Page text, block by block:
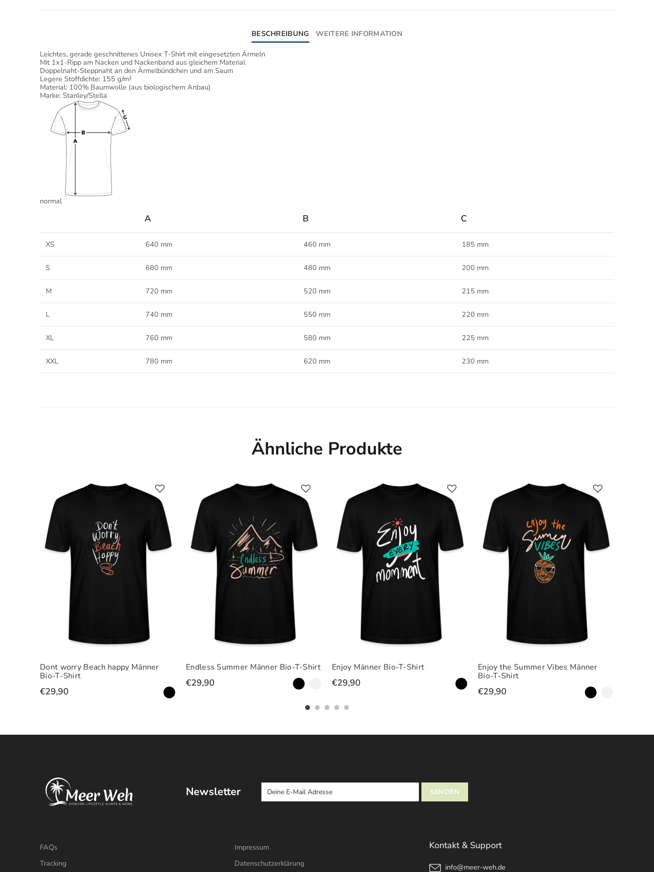
BESCHREIBUNG WEITERE INFORMATION
Leichtes, gerade geschnittenes Unisex T-Shirt mit eingesetzten Ärmeln
Mit 1x1-Ripp am Nacken und Nackenband aus gleichem Material
Doppelnaht-Steppnaht an den Ärmelbündchen und am Saum
Legere Stoffdichte: 155 g/m²
Material: 100% Baumwolle (aus biologischem Anbau)
Marke: Stanley/Stella
normal
A B C
XS 640 mm 460 mm 185 mm
S 680 mm 480 mm 200 mm
M 720 mm 520 mm 215 mm
L 740 mm 550 mm 220 mm
XL 760 mm 580 mm 225 mm
XXL 780 mm 620 mm 230 mm
Ähnliche Produkte
Endless Summer Männer Bio-T-Shirt Enjoy Männer Bio-T-Shirt
€29,90
Enjoy the Summer Vibes Männer
Every Summer have Story Männer
Bio-T-Shirt
€29,90
Newsletter
FAQs
Tracking
Impressum
Datenschutzerklärung
Kontakt & Support
info@meer-weh.de